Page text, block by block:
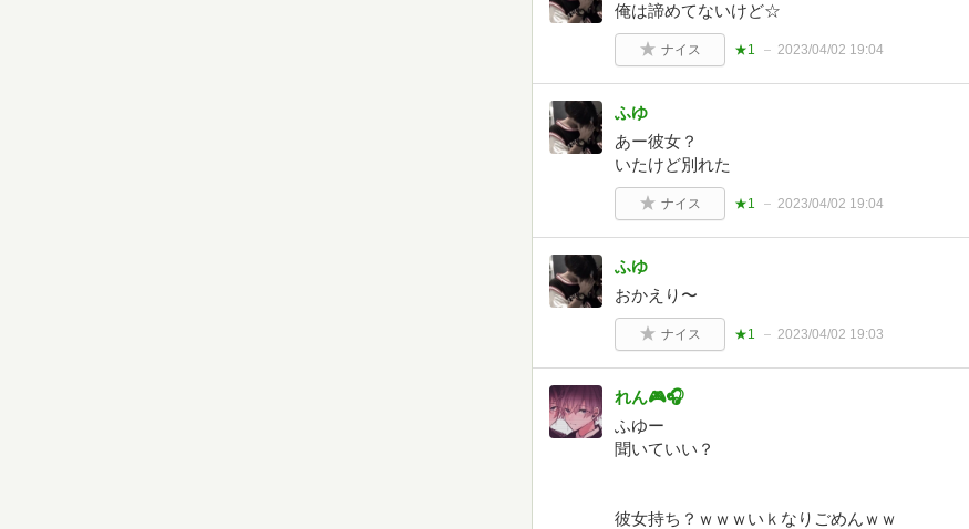
俺は諦めてないけど☆
ナイス ★1 2023/04/02 19:04
ふゆ
あー彼女？
いたけど別れた
ナイス ★1 2023/04/02 19:04
ふゆ
おかえり〜
ナイス ★1 2023/04/02 19:03
れん🎮🎧
ふゆー
聞いていい？
彼女持ち？ｗｗｗいｋなりごめんｗｗ